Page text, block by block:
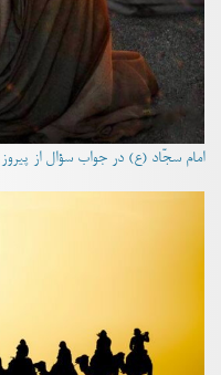
امام سجّاد (ع) در جواب سؤال از